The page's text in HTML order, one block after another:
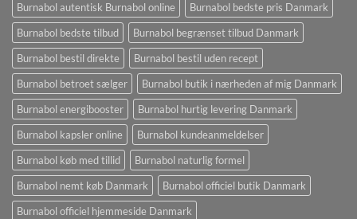
Burnabol autentisk Burnabol online
Burnabol bedste pris Danmark
Burnabol bedste tilbud
Burnabol begrænset tilbud Danmark
Burnabol bestil direkte
Burnabol bestil uden recept
Burnabol betroet sælger
Burnabol butik i nærheden af ​​mig Danmark
Burnabol energibooster
Burnabol hurtig levering Danmark
Burnabol kapsler online
Burnabol kundeanmeldelser
Burnabol køb med tillid
Burnabol naturlig formel
Burnabol nemt køb Danmark
Burnabol officiel butik Danmark
Burnabol officiel hjemmeside Danmark